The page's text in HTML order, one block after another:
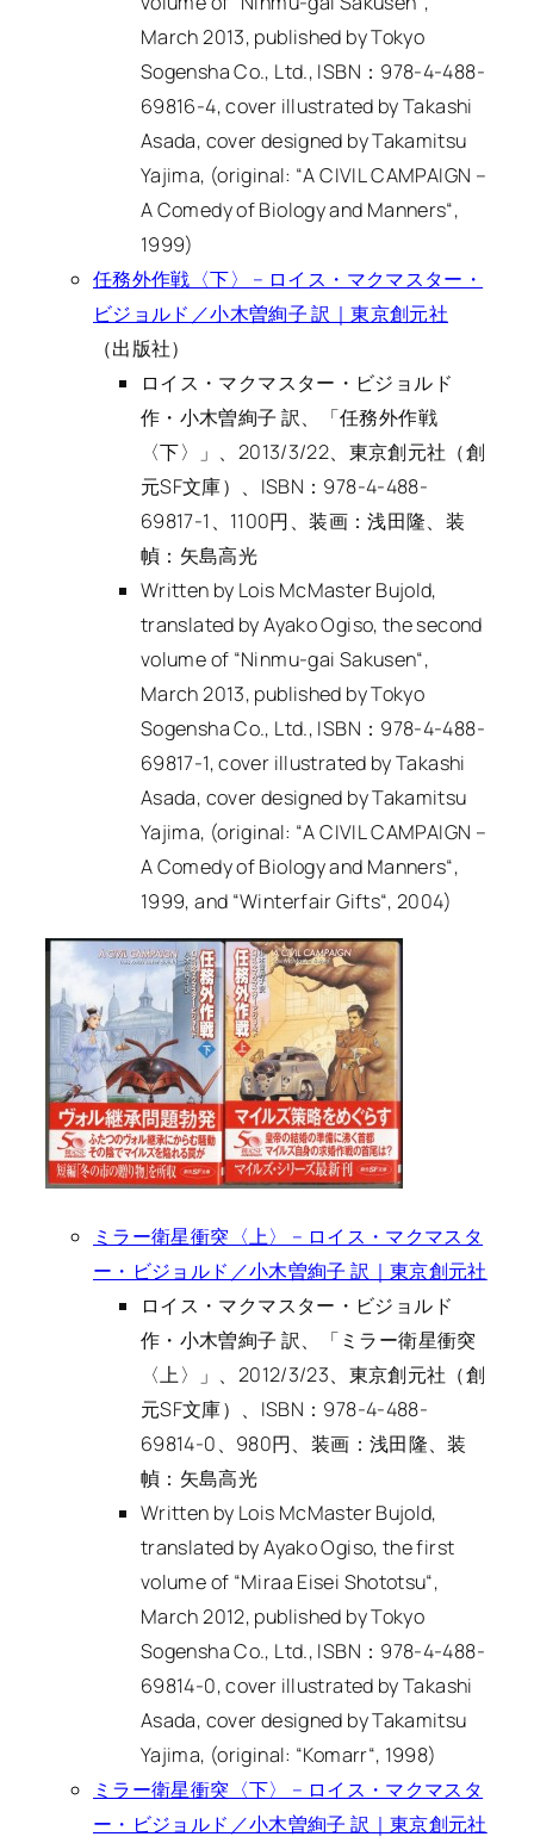
March 2013, published by Tokyo
Sogensha Co., Ltd., ISBN：978-4-488-
69816-4, cover illustrated by Takashi
Asada, cover designed by Takamitsu
Yajima, (original: “A CIVIL CAMPAIGN –
A Comedy of Biology and Manners“,
1999)
任務外作戦〈下〉 – ロイス・マクマスター・
ビジョルド／小木曽絢子 訳｜東京創元社
（出版社）
ロイス・マクマスター・ビジョルド
作・小木曽絢子 訳、「任務外作戦
〈下〉」、2013/3/22、東京創元社（創
元SF文庫）、ISBN：978-4-488-
69817-1、1100円、装画：浅田隆、装
幀：矢島高光
Written by Lois McMaster Bujold,
translated by Ayako Ogiso, the second
volume of “Ninmu-gai Sakusen“,
March 2013, published by Tokyo
Sogensha Co., Ltd., ISBN：978-4-488-
69817-1, cover illustrated by Takashi
Asada, cover designed by Takamitsu
Yajima, (original: “A CIVIL CAMPAIGN –
A Comedy of Biology and Manners“,
1999, and “Winterfair Gifts“, 2004)
ミラー衛星衝突〈上〉 – ロイス・マクマスタ
ー・ビジョルド／小木曽絢子 訳｜東京創元社
ロイス・マクマスター・ビジョルド
作・小木曽絢子 訳、「ミラー衛星衝突
〈上〉」、2012/3/23、東京創元社（創
元SF文庫）、ISBN：978-4-488-
69814-0、980円、装画：浅田隆、装
幀：矢島高光
Written by Lois McMaster Bujold,
translated by Ayako Ogiso, the first
volume of “Miraa Eisei Shototsu“,
March 2012, published by Tokyo
Sogensha Co., Ltd., ISBN：978-4-488-
69814-0, cover illustrated by Takashi
Asada, cover designed by Takamitsu
Yajima, (original: “Komarr“, 1998)
ミラー衛星衝突〈下〉 – ロイス・マクマスタ
ー・ビジョルド／小木曽絢子 訳｜東京創元社